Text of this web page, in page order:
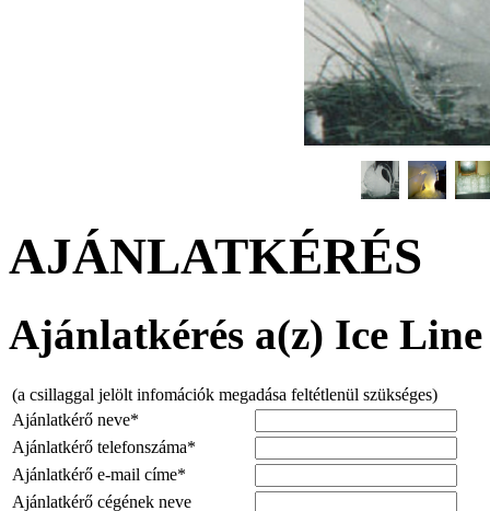
AJÁNLATKÉRÉS
Ajánlatkérés a(z) Ice
(a csillaggal jelölt infomációk megadása feltétlenül szükséges)
Ajánlatkérő neve*
Ajánlatkérő telefonszáma*
Ajánlatkérő e-mail címe*
Ajánlatkérő cégének neve